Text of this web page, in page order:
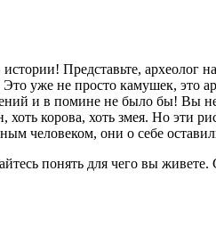
Представьте, археолог
уже не просто камушек, это
и в помине не было бы! Вы
корова, хоть змея. Но эти
человеком, они о себе
понять для чего вы живете.